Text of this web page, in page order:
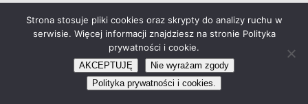
Strona stosuje pliki cookies oraz skrypty do analizy ruchu w
serwisie. Więcej informacji znajdziesz na stronie Polityka
prywatności i cookie.
AKCEPTUJĘ
Nie wyrażam zgody
Polityka prywatności i cookies.